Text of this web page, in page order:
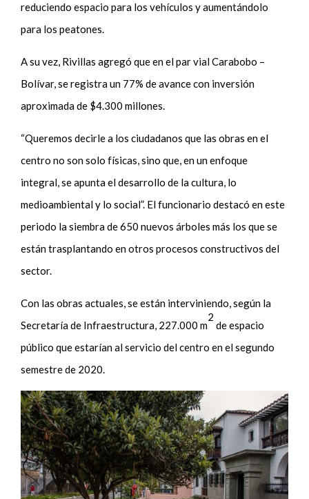
reduciendo espacio para los vehículos y aumentándolo
para los peatones.
A su vez, Rivillas agregó que en el par vial Carabobo –
Bolívar, se registra un 77% de avance con inversión
aproximada de $4.300 millones.
“Queremos decirle a los ciudadanos que las obras en el
centro no son solo físicas, sino que, en un enfoque
integral, se apunta el desarrollo de la cultura, lo
medioambiental y lo social”. El funcionario destacó en este
periodo la siembra de 650 nuevos árboles más los que se
están trasplantando en otros procesos constructivos del
sector.
Con las obras actuales, se están interviniendo, según la
Secretaría de Infraestructura, 227.000 m
2
de espacio
público que estarían al servicio del centro en el segundo
semestre de 2020.